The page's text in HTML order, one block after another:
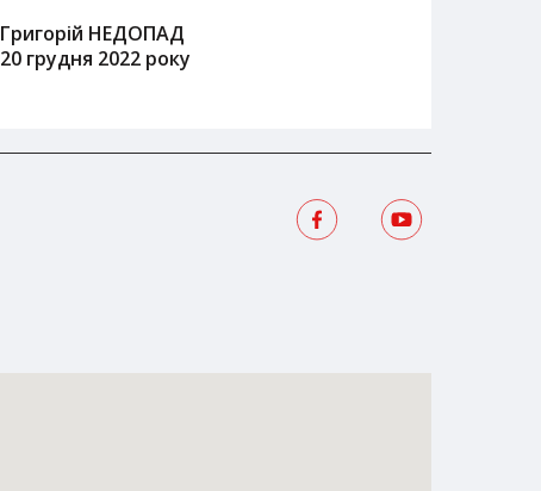
Григорій НЕДОПАД
20 грудня 2022 року